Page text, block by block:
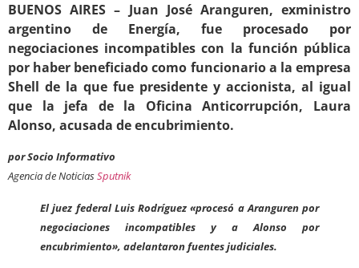
BUENOS AIRES – Juan José Aranguren, exministro
argentino de Energía, fue procesado por
negociaciones incompatibles con la función pública
por haber beneficiado como funcionario a la empresa
Shell de la que fue presidente y accionista, al igual
que la jefa de la Oficina Anticorrupción, Laura
Alonso, acusada de encubrimiento.
por Socio Informativo
Agencia de NoticiasSputnik
El juez federal Luis Rodríguez «procesó a Aranguren por
negociaciones incompatibles y a Alonso por
encubrimiento», adelantaron fuentes judiciales.